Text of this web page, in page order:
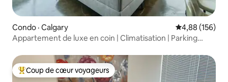
Condo · Calgary Note
4,88 (156)
Appartement de luxe en coin | Climatisation | Parking
Coup de cœur voyageurs parmi les plus aimés
Coup de cœur voyageurs